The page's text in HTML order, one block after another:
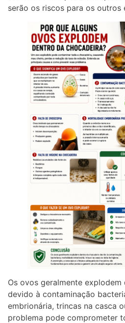
serão os riscos para os outros
Os ovos geralmente
devido à contaminação
embrionária, trincas na casca
problema pode comprometer